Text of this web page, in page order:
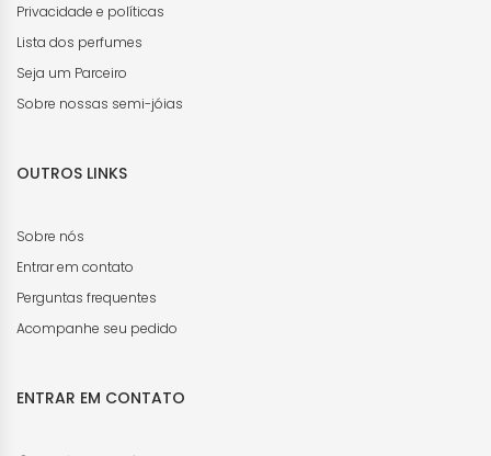
Privacidade e políticas
Lista dos perfumes
Seja um Parceiro
Sobre nossas semi-jóias
OUTROS LINKS
Sobre nós
Entrar em contato
Perguntas frequentes
Acompanhe seu pedido
ENTRAR EM CONTATO